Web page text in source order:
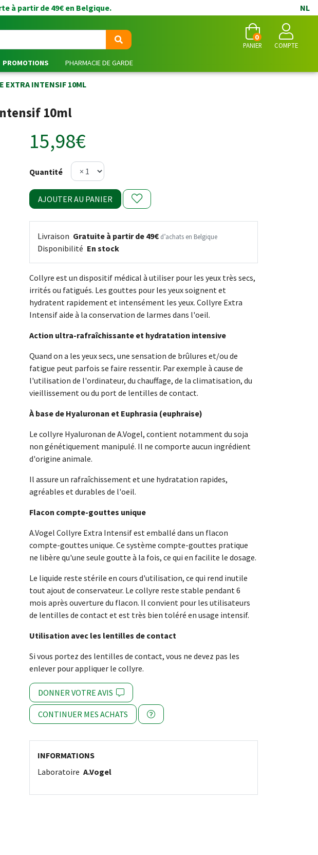
à partir de 49€ en Belgique. NL
PANIER
0
COMPTE
PROMOTIONS PHARMACIE DE GARDE
EXTRA INTENSIF 10ML
10ml
15,98€
Quantité
AJOUTER AU PANIER
Livraison Gratuite à partir de 49€ d’achats en Belgique
Disponibilité En stock
Collyre est un dispositif médical à utiliser pour les yeux très secs,
irrités ou fatigués. Les gouttes pour les yeux soignent et
hydratent rapidement et intensément les yeux. Collyre Extra
Intensif aide à la conservation de larmes dans l'oeil.
Action ultra-rafraîchissante et hydratation intensive
Quand on a les yeux secs, une sensation de brûlures et/ou de
fatigue peut parfois se faire ressentir. Par exemple à cause de
l'utilisation de l'ordinateur, du chauffage, de la climatisation, du
vieillissement ou du port de lentilles de contact.
À base de Hyaluronan et Euphrasia (euphraise)
Le collyre Hyaluronan de A.Vogel, contient notamment du soja
non génétiquement manipulé. Il ne comporte aucun ingrédient
d'origine animale.
Il assure un rafraîchissement et une hydratation rapides,
agréables et durables de l'oeil.
Flacon compte-gouttes unique
A.Vogel Collyre Extra Intensif est emballé dans un flacon
compte-gouttes unique. Ce système compte-gouttes pratique
ne libère qu'une seule goutte à la fois, ce qui en facilite le dosage.
Le liquide reste stérile en cours d'utilisation, ce qui rend inutile
tout ajout de conservateur. Le collyre reste stable pendant 6
mois après ouverture du flacon. Il convient pour les utilisateurs
de lentilles de contact et est très bien toléré en usage intensif.
Utilisation avec les lentilles de contact
Si vous portez des lentilles de contact, vous ne devez pas les
enlever pour appliquer le collyre.
DONNER VOTRE AVIS
CONTINUER MES ACHATS
INFORMATIONS
Laboratoire A.Vogel